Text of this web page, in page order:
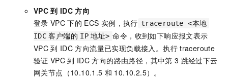
VPC 到 IDC 方向
登录 VPC 下的 ECS 实例，执行 traceroute <本地
IDC 客户端的 IP 地址> 命令，收到如下响应报文表示
VPC 到 IDC 方向流量已实现负载接入。执行 traceroute
验证 VPC 到 IDC 方向的路由路径，其中第 3 跳经过下云
网关节点（10.10.1.5 和 10.10.2.5）。